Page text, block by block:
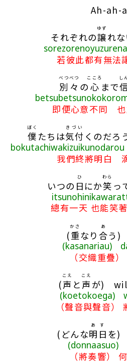
Ah-ah-
それぞれの譲
ゆず
れ
若彼此都有無法
別々
べつべつ
の 心
こころ
まで
し
即便心意不同 也
僕
ぼく
たちは気付
きづい
くのだ
我們終將明白
いつの 日
ひ
にか笑
わら
っ
總有一天 也能笑
(重
かさ
なり 合
あ
う)
(kasanariau)
（交織重疊
(声
こえ
と 声
こえ
が)
(koetokoega)
（聲音與聲音）
(どんな明日
あす
を)
(donnaasuo)
（將奏響）